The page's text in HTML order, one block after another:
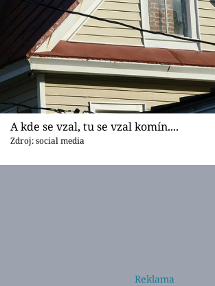
A kde se vzal, tu se vzal komín....
Zdroj: social media